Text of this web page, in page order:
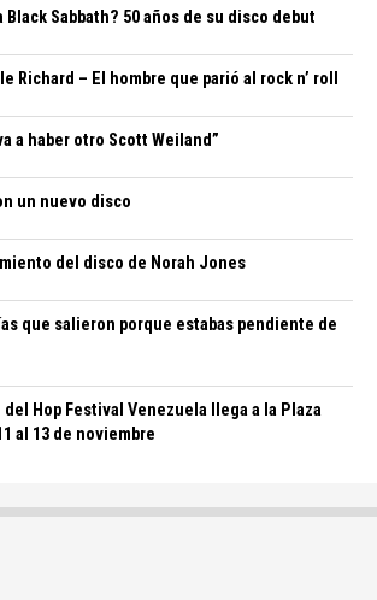
Sabbath? 50 años de su disco debut
Richard – El hombre que parió al rock n’ roll
a haber otro Scott Weiland”
un nuevo disco
del disco de Norah Jones
que salieron porque estabas pendiente de
del Hop Festival Venezuela llega a la Plaza
al 13 de noviembre